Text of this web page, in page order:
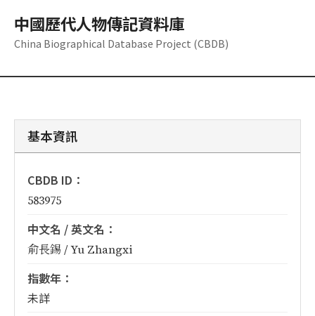
中國歷代人物傳記資料庫
China Biographical Database Project (CBDB)
基本資訊
CBDB ID：
583975
中文名 / 英文名：
俞長錫 / Yu Zhangxi
指數年：
未詳